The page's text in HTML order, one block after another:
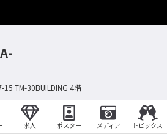
TM-30BUILDING 4階
求人 ポスター メディア トピックス